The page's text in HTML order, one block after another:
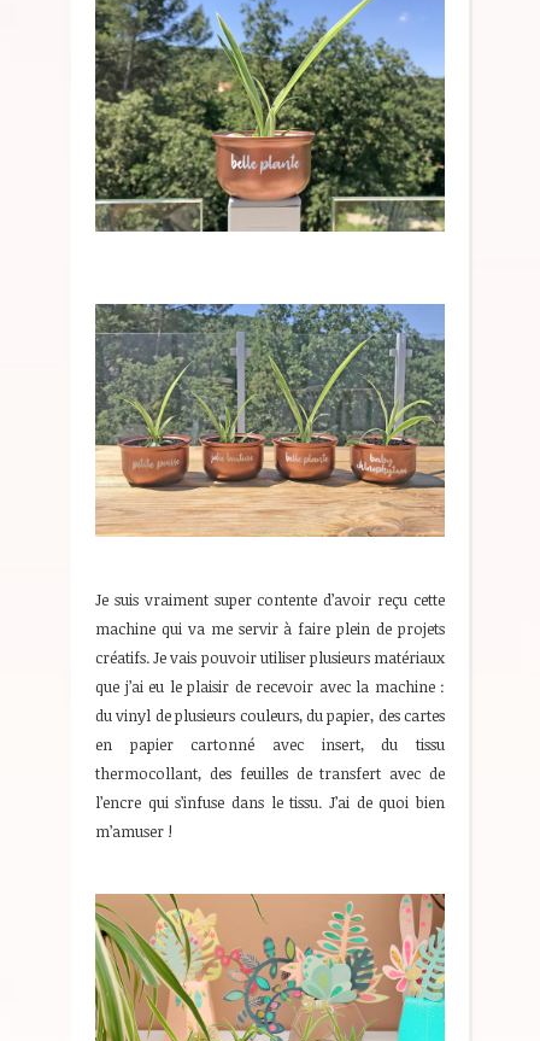
Je suis vraiment super contente d’avoir reçu cette
machine qui va me servir à faire plein de projets
créatifs. Je vais pouvoir utiliser plusieurs matériaux
que j’ai eu le plaisir de recevoir avec la machine :
du vinyl de plusieurs couleurs, du papier, des cartes
en papier cartonné avec insert, du tissu
thermocollant, des feuilles de transfert avec de
l’encre qui s’infuse dans le tissu. J’ai de quoi bien
m’amuser !